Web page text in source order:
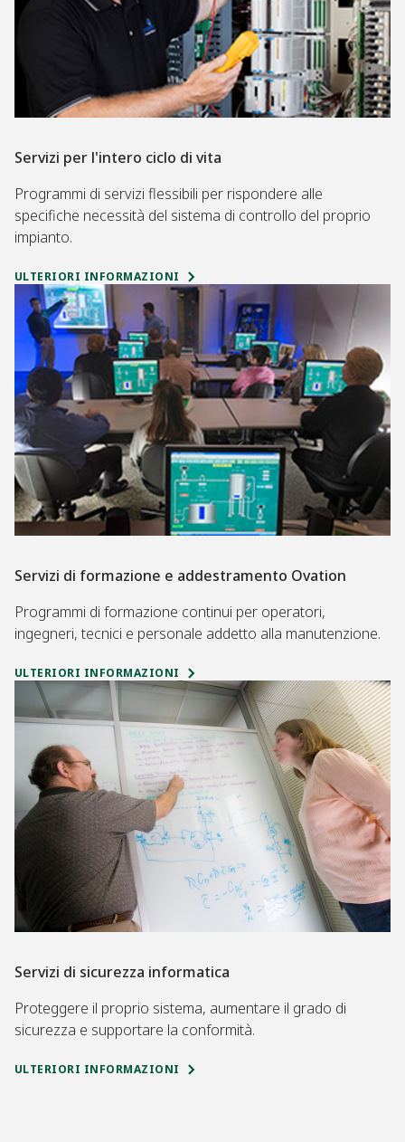
Servizi per l'intero ciclo di vita
Programmi di servizi flessibili per rispondere alle
specifiche necessità del sistema di controllo del proprio
impianto.
ULTERIORI INFORMAZIONI
Servizi di formazione e addestramento Ovation
Programmi di formazione continui per operatori,
ingegneri, tecnici e personale addetto alla manutenzione.
ULTERIORI INFORMAZIONI
Servizi di sicurezza informatica
Proteggere il proprio sistema, aumentare il grado di
sicurezza e supportare la conformità.
ULTERIORI INFORMAZIONI